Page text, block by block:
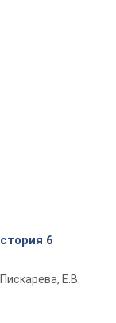
6
Е.В.